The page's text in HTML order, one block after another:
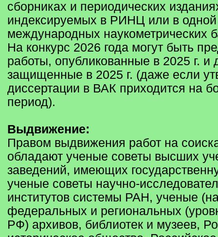
сборниках и периодических
индексируемых в РИНЦ или в одной
международных наукометрических
На конкурс 2026 года могут быть
работы, опубликованные в 2025 г. и
защищенные в 2025 г. (даже если
диссертации в ВАК приходится на
период).
Выдвижение:
Правом выдвижения работ на
обладают ученые советы высших
заведений, имеющих
ученые советы научно-
институтов системы РАН, ученые
федеральных и региональных
РФ) архивов, библиотек и музеев,